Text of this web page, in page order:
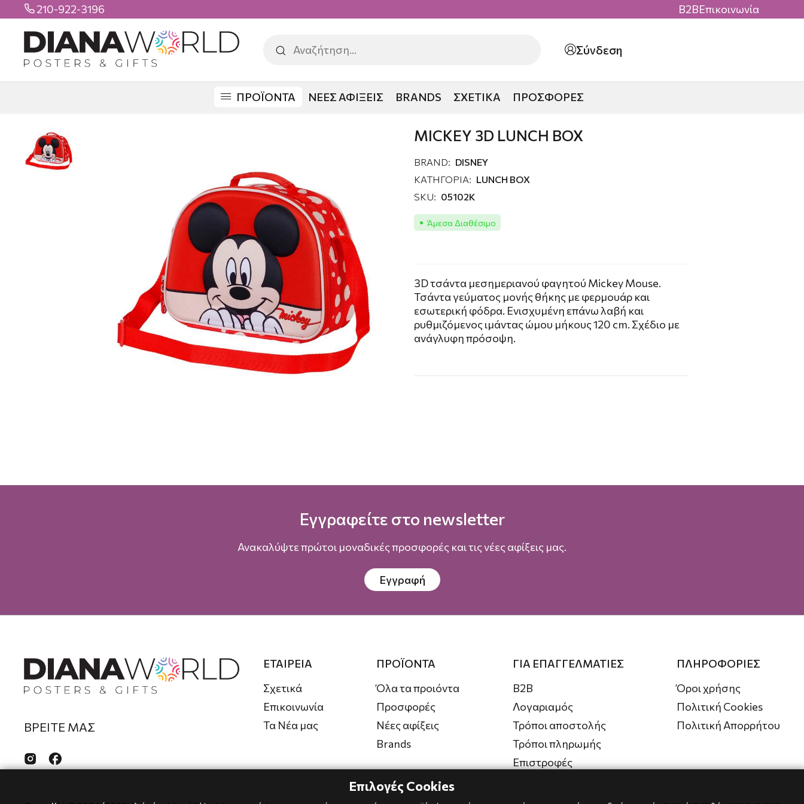
 210-922-3196 B2BΕπικοινωνία
Σύνδεση
ΠΡΟΪΟΝΤΑ ΝΕΕΣ ΑΦΙΞΕΙΣ BRANDS ΣΧΕΤΙΚΑ ΠΡΟΣΦΟΡΕΣ
MICKEY 3D LUNCH BOX
BRAND: DISNEY
ΚΑΤΗΓΟΡΙΑ: LUNCH BOX
SKU: 05102K
Άμεσα Διαθέσιμο
3D τσάντα μεσημεριανού φαγητού Mickey Mouse.
Τσάντα γεύματος μονής θήκης με φερμουάρ και
εσωτερική φόδρα. Ενισχυμένη επάνω λαβή και
ρυθμιζόμενος ιμάντας ώμου μήκους 120 cm. Σχέδιο με
ανάγλυφη πρόσοψη.
Εγγραφείτε στο newsletter
Ανακαλύψτε πρώτοι μοναδικές προσφορές και τις νέες αφίξεις μας.
Εγγραφή
ΒΡΕΙΤΕ ΜΑΣ
 
ΕΤΑΙΡΕΙΑ
Σχετικά
Επικοινωνία
Τα Νέα μας
ΠΡΟΪΟΝΤΑ
Όλα τα προιόντα
Προσφορές
Νέες αφίξεις
Brands
ΓΙΑ ΕΠΑΓΓΕΛΜΑΤΙΕΣ
B2B
Λογαριαμός
Τρόποι αποστολής
Τρόποι πληρωμής
Επιστροφές
ΠΛΗΡΟΦΟΡΙΕΣ
Όροι χρήσης
Πολιτική Cookies
Πολιτική Απορρήτου
Επιλογές Cookies